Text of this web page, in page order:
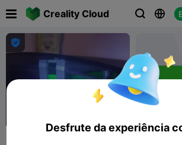
Creality Cloud  

Desfrute da experiência